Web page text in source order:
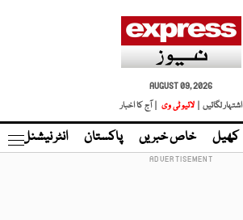
AUGUST 09, 2026
اشتہار لگائیں |
لائیو ٹی وی | آج کا اخبار
کھیل خاص خبریں پاکستان انٹر نیشنل